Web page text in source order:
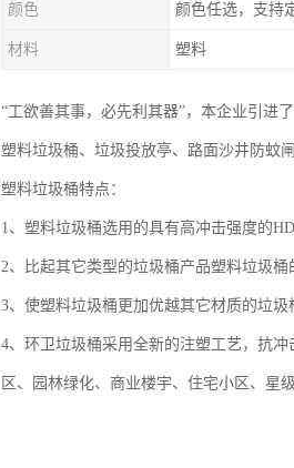
颜色 颜色任选，支持
材料 塑料
“工欲善其事，必先利其器”，本企业引进
塑料垃圾桶、垃圾投放亭、路面沙井防蚊
塑料垃圾桶特点：
1、塑料垃圾桶选用的具有高冲击强度的
2、比起其它类型的垃圾桶产品塑料垃圾
3、使塑料垃圾桶更加优越其它材质的垃
4、环卫垃圾桶采用全新的注塑工艺，抗
区、园林绿化、商业楼宇、住宅小区、星